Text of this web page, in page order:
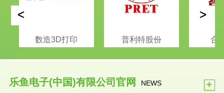
数造3D打印 普利特股份 合
< >
乐鱼电子(中国)有限公司官网 NEWS +